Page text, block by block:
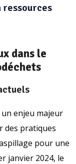
ressources
dans le
enjeu majeur
des pratiques
pour une
janvier 2024, le